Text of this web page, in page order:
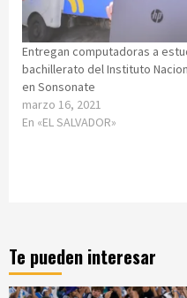
Entregan computadoras a
bachillerato del Instituto
en Sonsonate
marzo 16, 2021
En «EL SALVADOR»
Te pueden interesar